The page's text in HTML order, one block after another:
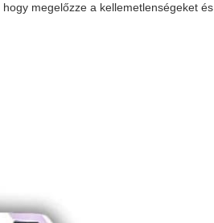
megelőzze a kellemetlenségeket és